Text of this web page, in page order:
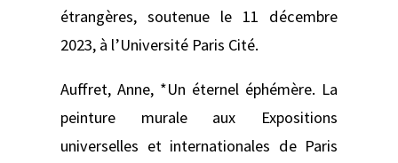
étrangères, soutenue le 11 décembre
2023, à l’Université Paris Cité.
Auffret, Anne, *Un éternel éphémère. La
peinture murale aux Expositions
universelles et internationales de Paris